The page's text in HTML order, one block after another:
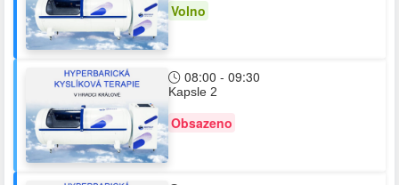
Volno
08:00 - 09:30
Kapsle 2
Obsazeno